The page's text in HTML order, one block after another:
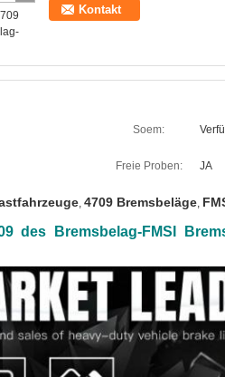
Kontakt
Soem:
Freie Proben: JA
, 4709 Bremsbeläge,
des Bremsbelag-FMSI